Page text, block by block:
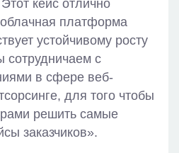
кейс отлично
облачная платформа
устойчивому росту
сотрудничаем с
в сфере веб-
для того чтобы
решить самые
заказчиков».